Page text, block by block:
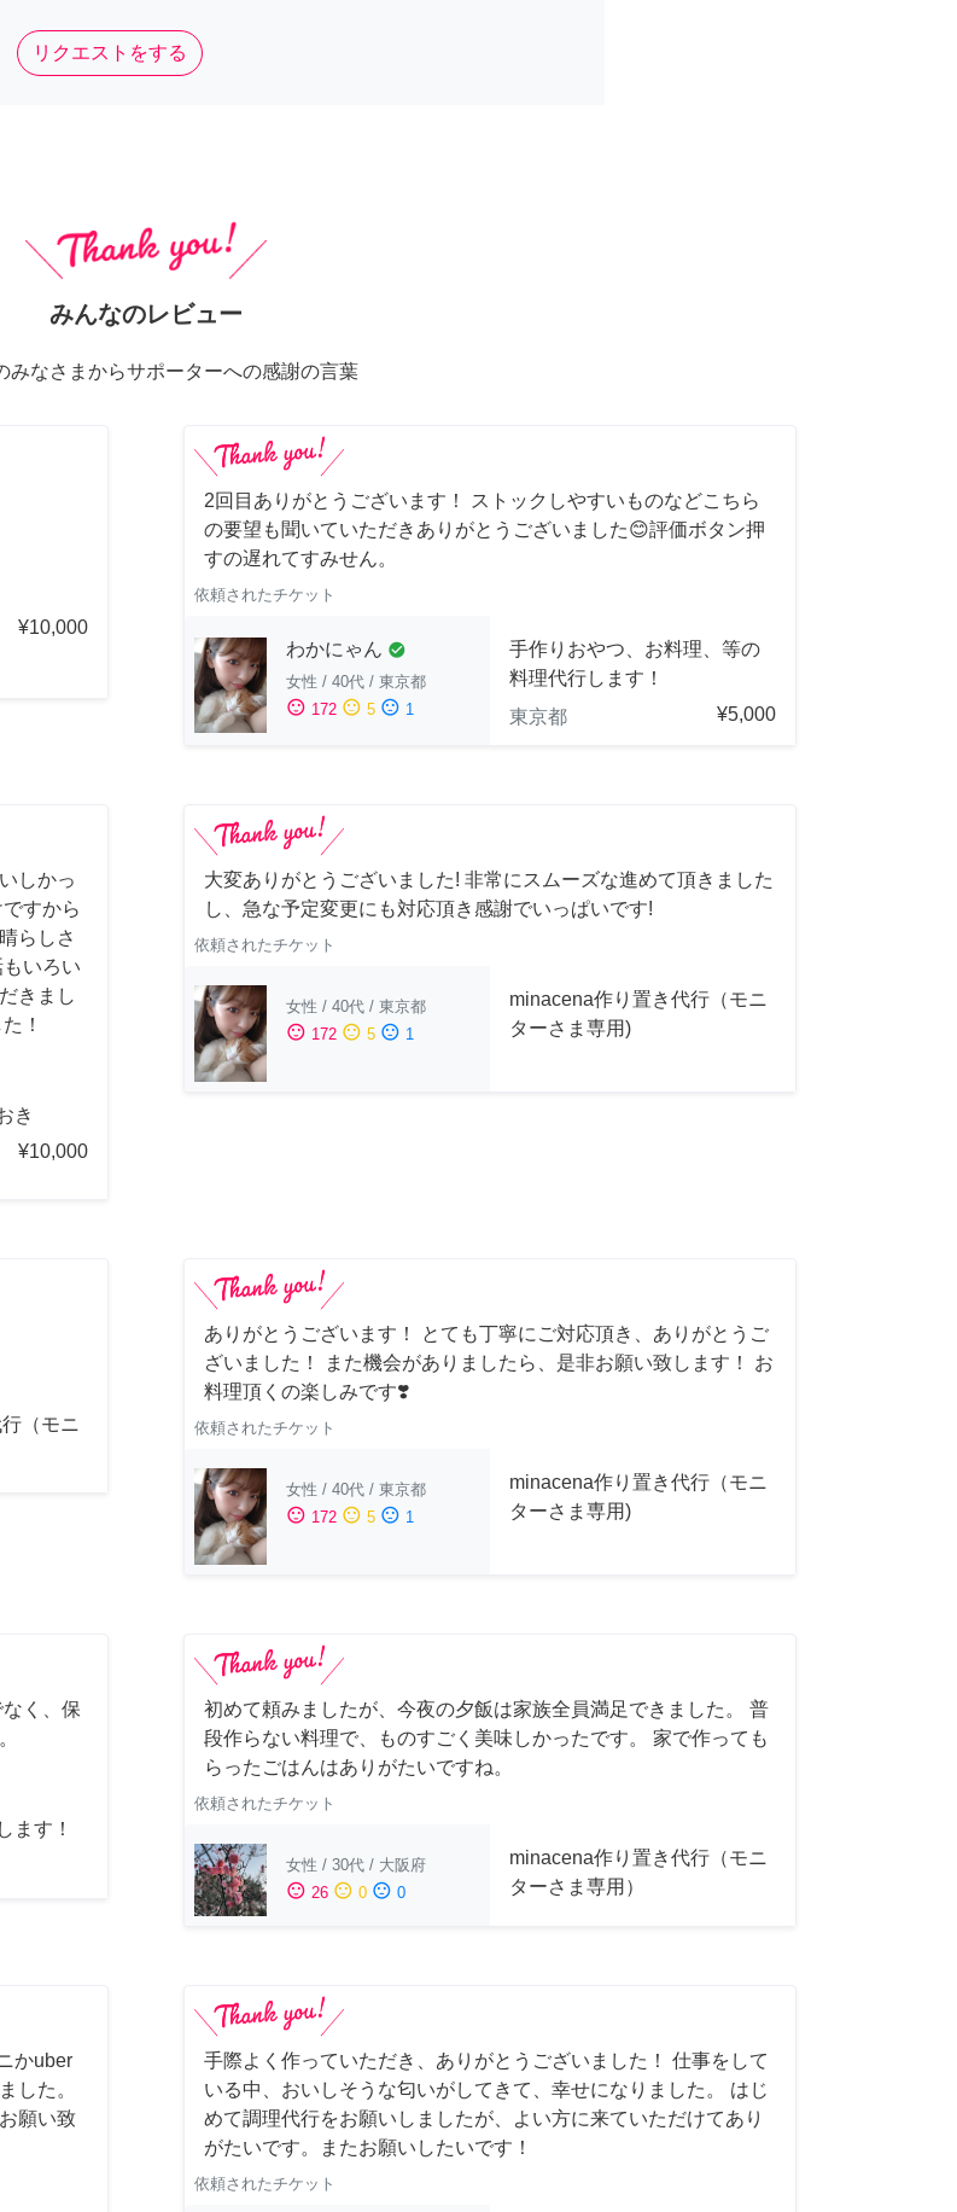
リクエストをする
みんなのレビュー
みなさまからサポーターへの感謝の言葉
¥10,000
2回目ありがとうございます！ ストックしやすいものなどこちら
の要望も聞いていただきありがとうございました😊評価ボタン押
すの遅れてすみせん。
依頼されたチケット
わかにゃん check_circle
女性 / 40代 / 東京都
sentiment_satisfied 172 sentiment_neutral 5 sentiment_dissatisfied 1
手作りおやつ、お料理、等の
料理代行します！
東京都
¥5,000
しかっ
すから
らしさ
いろい
きまし
！
き
¥10,000
大変ありがとうございました! 非常にスムーズな進めて頂きました
し、急な予定変更にも対応頂き感謝でいっぱいです!
依頼されたチケット
女性 / 40代 / 東京都
sentiment_satisfied 172 sentiment_neutral 5 sentiment_dissatisfied 1
minacena作り置き代行（モニ
ターさま専用)
（モニ
ありがとうございます！ とても丁寧にご対応頂き、ありがとうご
ざいました！ また機会がありましたら、是非お願い致します！ お
料理頂くの楽しみです❣️
依頼されたチケット
女性 / 40代 / 東京都
sentiment_satisfied 172 sentiment_neutral 5 sentiment_dissatisfied 1
minacena作り置き代行（モニ
ターさま専用)
く、保
ます！
初めて頼みましたが、今夜の夕飯は家族全員満足できました。 普
段作らない料理で、ものすごく美味しかったです。 家で作っても
らったごはんはありがたいですね。
依頼されたチケット
女性 / 30代 / 大阪府
sentiment_satisfied 26 sentiment_neutral 0 sentiment_dissatisfied 0
minacena作り置き代行（モニ
ターさま専用）
かuber
した。
願い致
手際よく作っていただき、ありがとうございました！ 仕事をして
いる中、おいしそうな匂いがしてきて、幸せになりました。 はじ
めて調理代行をお願いしましたが、よい方に来ていただけてあり
がたいです。またお願いしたいです！
依頼されたチケット